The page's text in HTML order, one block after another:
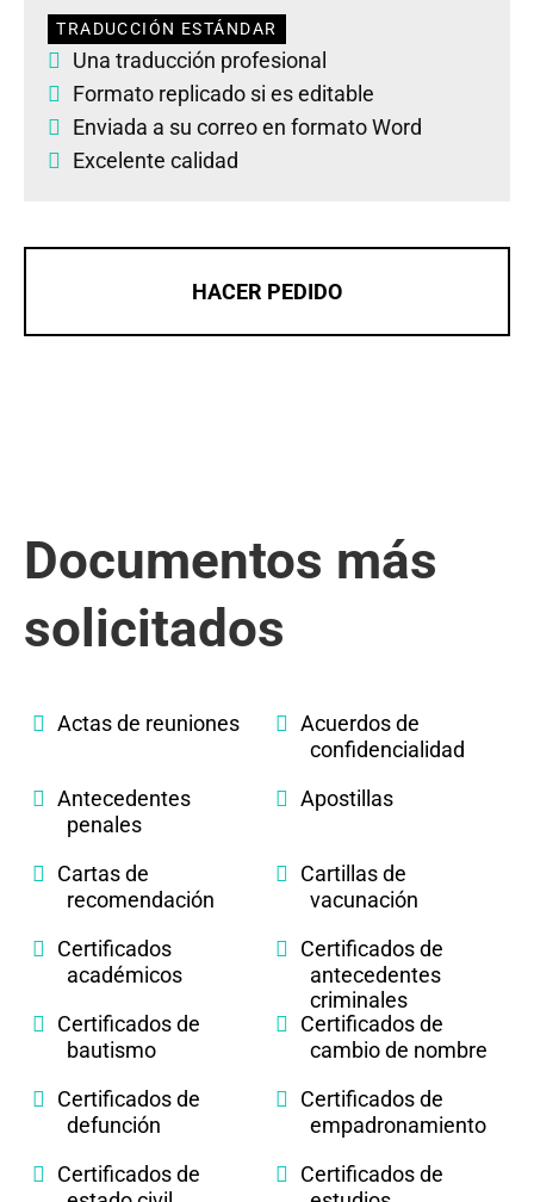
TRADUCCIÓN ESTÁNDAR
Una traducción profesional
Formato replicado si es editable
Enviada a su correo en formato Word
Excelente calidad
HACER PEDIDO
Documentos más
solicitados
Actas de reuniones
Acuerdos de
confidencialidad
Antecedentes
penales
Apostillas
Cartas de
recomendación
Cartillas de
vacunación
Certificados
académicos
Certificados de
antecedentes
criminales
Certificados de
bautismo
Certificados de
cambio de nombre
Certificados de
defunción
Certificados de
empadronamiento
Certificados de
Certificados de